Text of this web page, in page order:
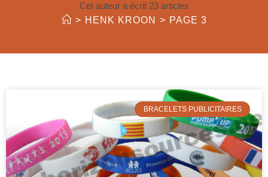
Cet auteur a écrit 23 articles
> HENK KROON > PAGE 3
BRACELETS PUBLICITAIRES